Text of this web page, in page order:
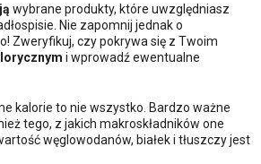
wybrane produkty, które uwzględniasz
Nie zapomnij jednak o
Zweryfikuj, czy pokrywa się z Twoim
i wprowadź ewentualne
kalorie to nie wszystko. Bardzo ważne
tego, z jakich makroskładników one
węglowodanów, białek i tłuszczy jest